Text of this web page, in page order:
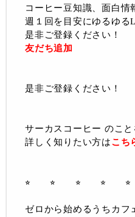
コーヒー豆知識、面白情
週１回を目安にゆるゆる
是非ご登録ください！
友だち追加
是非ご登録ください！
サーカスコーヒー のこと
詳しく知りたい方はこち
⭐︎ ⭐︎ ⭐︎ ⭐︎
ゼロから始めるうちカフ